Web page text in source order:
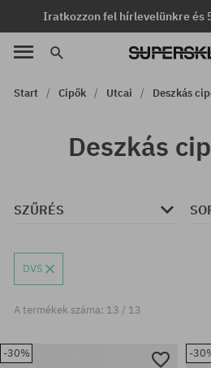
Iratkozzon fel hírlevelünkre és
Start Cipők Utcai Deszkás
Deszkás
SZŰRÉS
DVS
A termékek száma: 13 / 13
-30% -